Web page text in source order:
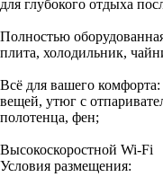
для глубокого отдыха
Полностью
плита, холодильник,
Всё для вашего
вещей, утюг с
полотенца, фен;
Высокоскоростной Wi-Fi
Условия размещения: